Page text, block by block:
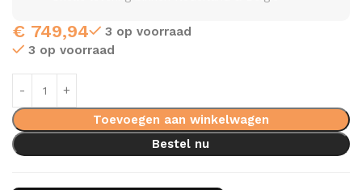
€ 749,94
3 op voorraad
3 op voorraad
Toevoegen aan winkelwagen
Bestel nu